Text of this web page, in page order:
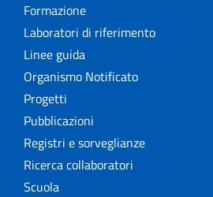
Formazione
Laboratori di riferimento
Linee guida
Organismo Notificato
Progetti
Pubblicazioni
Registri e sorveglianze
Ricerca collaboratori
Scuola